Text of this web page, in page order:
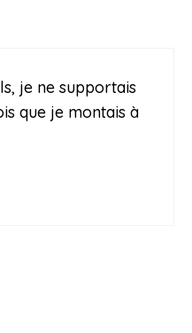
je ne supportais
que je montais à